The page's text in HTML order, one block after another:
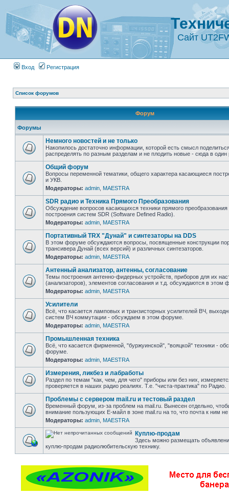
Сайт
Вход Регистрация
Список форумов
Форум
Форумы
Немного новостей и не только
Накопилось достаточно информации, которой есть смысл
распределять по разным разделам и не плодить новые - сюда в один
Общий форум
Вопросы переменной тематики, общего характера касающиеся
и УКВ.
Модераторы: admin MAESTRA
SDR радио и Техника Прямого Преобразования
Обсуждение вопросов касающихся техники прямого
построения систем SDR (Software Defined Radio).
Модераторы: admin MAESTRA
Портативный TRX "Дунай" и синтезаторы на DDS
В этом форуме обсуждаются вопросы, посвященные конструкции
трансивера Дунай (всех версий) и различных синтезаторов.
Модераторы: admin MAESTRA
Антенный анализатор, антенны, согласование
Темы построения антенно-фидерных устройств, приборов для их
(анализаторов), элементов согласования и т.д. обсуждаются в этом
Модераторы: admin MAESTRA
Усилители
Всё, что касается ламповых и транзисторных усилителей ВЧ,
систем ВЧ коммутации - обсуждаем в этом форуме.
Модераторы: admin MAESTRA
Промышленная техника
Всё, что касается фирменной, "буржуинской", "вояцкой" техники -
форуме.
Модераторы: admin MAESTRA
Измерения, ликбез и лабработы
Раздел по темам "как, чем, для чего" приборы или без них,
проверяется в наших радио реалиях. Т.е. "чиста-практика" по Радио.
Проблемы с сервером mail.ru и тестовый раздел
Временный форум, из-за проблем на mail.ru. Вынесен отдельно,
внимание пользующих Е-майл в зоне mail.ru на то, что почта к ним не
Модераторы: admin MAESTRA
Куплю-продам
Здесь можно размещать
куплю-продам радиолюбительскую технику.